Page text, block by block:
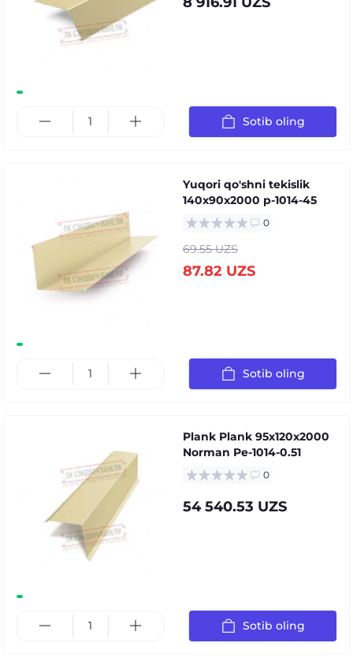
Sotib oling
Yuqori qo'shni tekislik
140x90x2000 p-1014-45
0
69.55 UZS
87.82 UZS
Sotib oling
Plank Plank 95x120x2000
Norman Pe-1014-0.51
0
54 540.53 UZS
Sotib oling